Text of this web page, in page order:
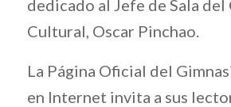
dedicado al Jefe de Sala
Cultural, Oscar Pinchao.
La Página Oficial del
en Internet invita a sus